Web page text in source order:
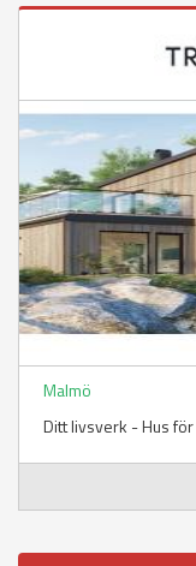
Malmö
Ditt livsverk - Hus